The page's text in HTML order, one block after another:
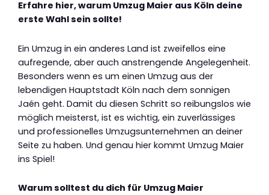
Erfahre hier, warum Umzug Maier aus Köln deine
erste Wahl sein sollte!
Ein Umzug in ein anderes Land ist zweifellos eine
aufregende, aber auch anstrengende Angelegenheit.
Besonders wenn es um einen Umzug aus der
lebendigen Hauptstadt Köln nach dem sonnigen
Jaén geht. Damit du diesen Schritt so reibungslos wie
möglich meisterst, ist es wichtig, ein zuverlässiges
und professionelles Umzugsunternehmen an deiner
Seite zu haben. Und genau hier kommt Umzug Maier
ins Spiel!
Warum solltest du dich für Umzug Maier